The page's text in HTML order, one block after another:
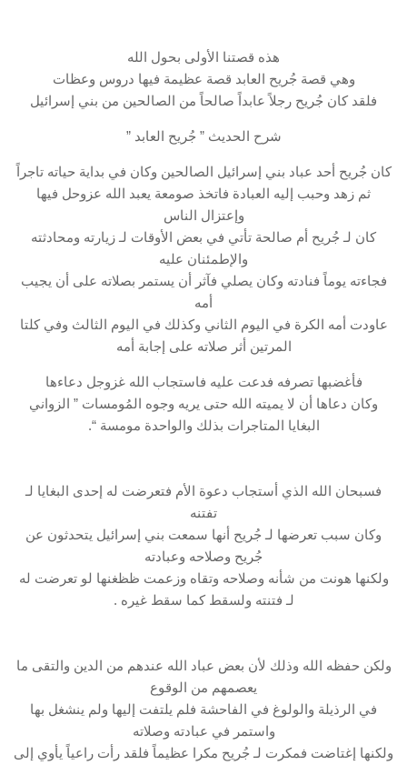
هذه قصتنا الأولى بحول الله
وهي قصة جُريح العابد قصة عظيمة فيها دروس وعظات
فلقد كان جُريح رجلاً عابداً صالحاً من الصالحين من بني إسرائيل
شرح الحديث ” جُريح العابد ”
كان جُريح أحد عباد بني إسرائيل الصالحين وكان في بداية حياته تاجراً
ثم زهد وحبب إليه العبادة فاتخذ صومعة يعبد الله عزوحل فيها
وإعتزال الناس
كان لـ جُريح أم صالحة تأتي في بعض الأوقات لـ زيارته ومحادثته
والإطمئنان عليه
فجاءته يوماً فنادته وكان يصلي فآثر أن يستمر بصلاته على أن يجيب
أمه
عاودت أمه الكرة في اليوم الثاني وكذلك في اليوم الثالث وفي كلتا
المرتين أثر صلاته على إجابة أمه
فأغضبها تصرفه فدعت عليه فاستجاب الله غزوجل دعاءها
وكان دعاها أن لا يميته الله حتى يريه وجوه المُومسات ” الزواني
البغايا المتاجرات بذلك والواحدة مومسة “.
فسبحان الله الذي أستجاب دعوة الأم فتعرضت له إحدى البغايا لـ
تفتنه
وكان سبب تعرضها لـ جُريح أنها سمعت بني إسرائيل يتحدثون عن
جُريح وصلاحه وعبادته
ولكنها هونت من شأنه وصلاحه وتقاه وزعمت ظظغنها لو تعرضت له
لـ فتنته ولسقط كما سقط غيره .
ولكن حفظه الله وذلك لأن بعض عباد الله عندهم من الدين والتقى ما
يعصمهم من الوقوع
في الرذيلة والولوغ في الفاحشة فلم يلتفت إليها ولم ينشغل بها
واستمر في عبادته وصلاته
ولكنها إغتاضت فمكرت لـ جُريح مكرا عظيماً فلقد رأت راعياً يأوي إلى